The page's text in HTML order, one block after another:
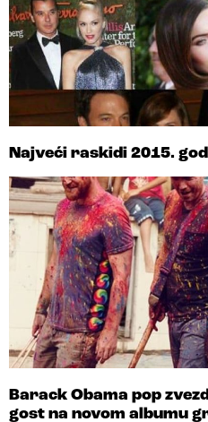
Najveći raskidi 2015.
Barack Obama pop
gost na novom albumu